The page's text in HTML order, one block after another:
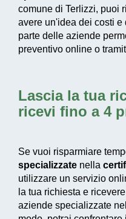
comune di Terlizzi, puoi
avere un'idea dei costi e
parte delle aziende
preventivo online o
Lascia la tua
ricevi fino a 4
Se vuoi risparmiare
specializzate nella
utilizzare un servizio
la tua richiesta e
aziende specializzate